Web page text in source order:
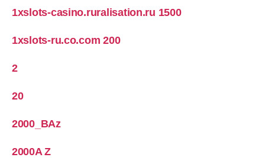
1xslots-casino.ruralisation.ru 1500
1xslots-ru.co.com 200
2
20
2000_BAz
2000A Z